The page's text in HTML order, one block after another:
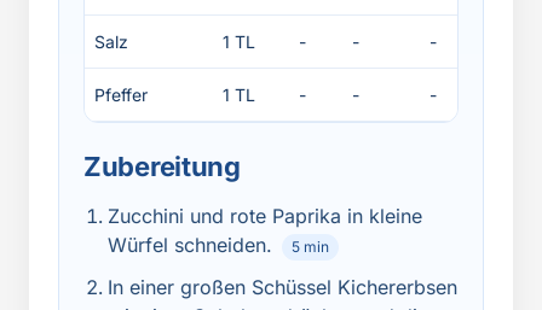
Salz 1 TL - - -
Pfeffer 1 TL - - -
Zubereitung
Zucchini und rote Paprika in kleine
Würfel schneiden.
5 min
In einer großen Schüssel Kichererbsen